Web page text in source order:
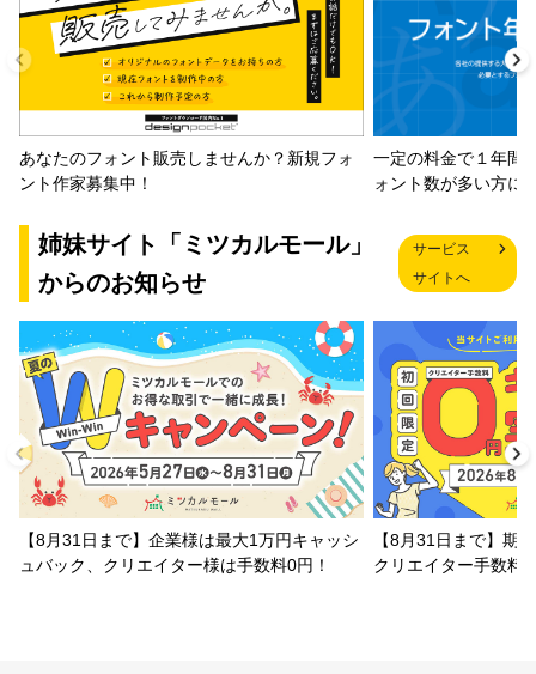
あなたのフォント販売しませんか？新規フォ
ント作家募集中！
一定の料金で１年間
ォント数が多い方に
姉妹サイト「ミツカルモール」
からのお知らせ
サービス
サイトへ
【8月31日まで】企業様は最大1万円キャッシ
ュバック、クリエイター様は手数料0円！
【8月31日まで】期
クリエイター手数料